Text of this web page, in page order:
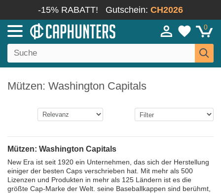
-15% RABATT! Gutschein: CH2026
0
Mützen: Washington Capitals
Mützen: Washington Capitals
New Era ist seit 1920 ein Unternehmen, das sich der Herstellung
einiger der besten Caps verschrieben hat. Mit mehr als 500
Lizenzen und Produkten in mehr als 125 Ländern ist es die
größte Cap-Marke der Welt. seine Baseballkappen sind berühmt,